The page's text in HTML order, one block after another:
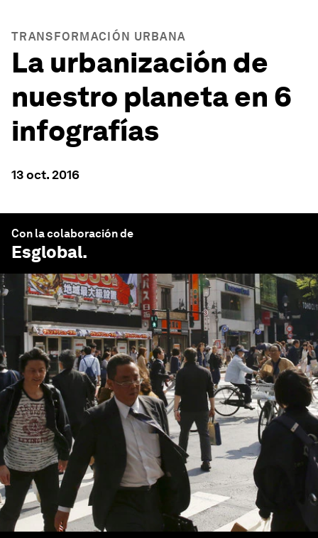
TRANSFORMACIÓN URBANA
La urbanización de
nuestro planeta en 6
infografías
13 oct. 2016
Con la colaboración de
Esglobal.